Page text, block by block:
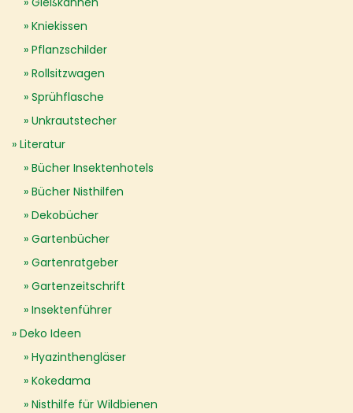
Kniekissen
Pflanzschilder
Rollsitzwagen
Sprühflasche
Unkrautstecher
Literatur
Bücher Insektenhotels
Bücher Nisthilfen
Dekobücher
Gartenbücher
Gartenratgeber
Gartenzeitschrift
Insektenführer
Deko Ideen
Hyazinthengläser
Kokedama
Nisthilfe für Wildbienen